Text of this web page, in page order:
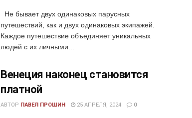
Не бывает двух одинаковых парусных
путешествий, как и двух одинаковых экипажей.
Каждое путешествие объединяет уникальных
людей с их личными...
Венеция наконец становится
платной
АВТОР ПАВЕЛ ПРОШИН 25 АПРЕЛЯ, 2024 0